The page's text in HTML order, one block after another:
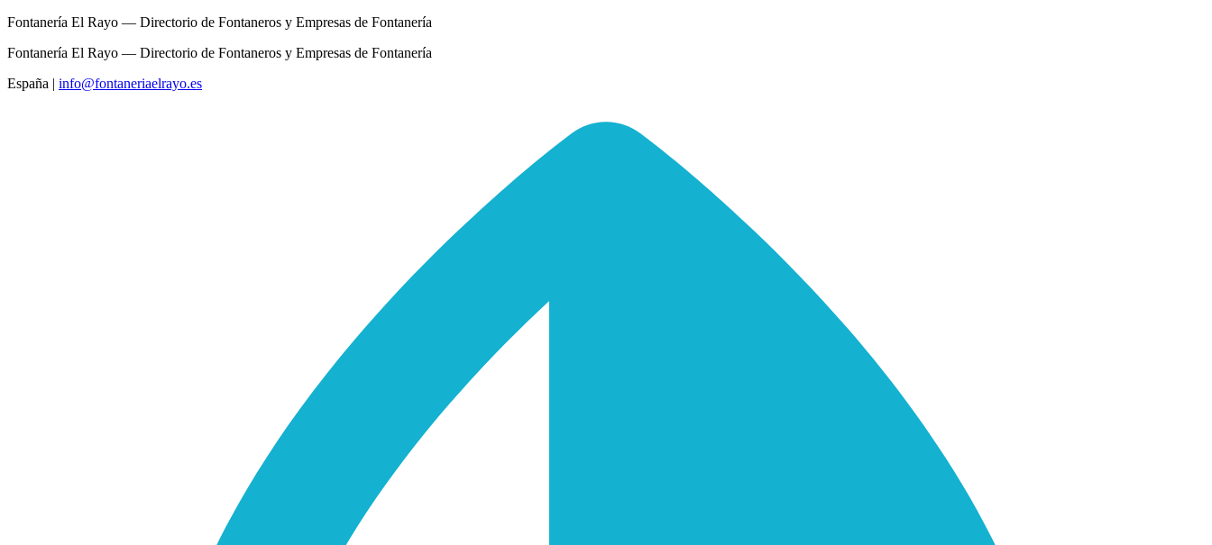
Fontanería El Rayo — Directorio de Fontaneros y Empresas de Fontanería
Fontanería El Rayo — Directorio de Fontaneros y Empresas de Fontanería
España | info@fontaneriaelrayo.es